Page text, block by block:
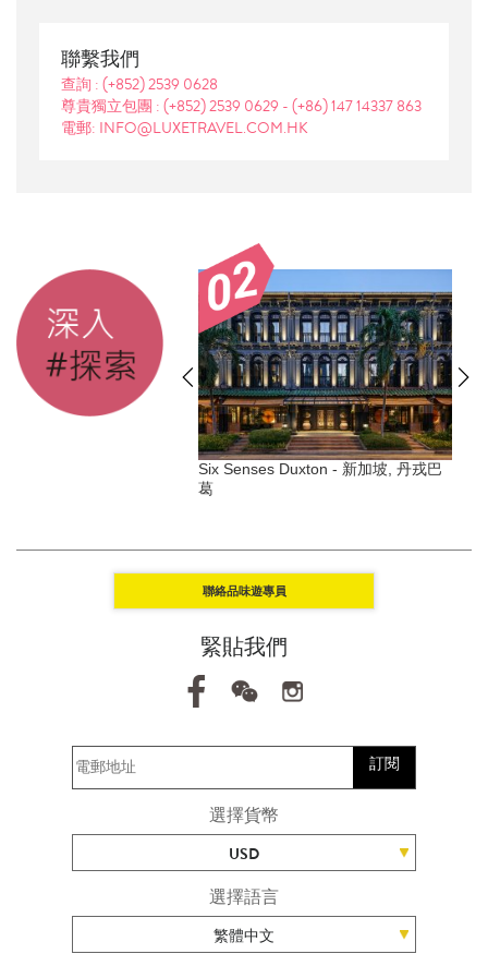
聯繫我們
查詢 : (+852) 2539 0628
尊貴獨立包團 : (+852) 2539 0629 - (+86) 147 14337 863
電郵: INFO@LUXETRAVEL.COM.HK
Six Senses Duxton - 新加坡, 丹戎巴
葛
聯絡品味遊專員
緊貼我們
訂閱
選擇貨幣
USD
選擇語言
繁體中文